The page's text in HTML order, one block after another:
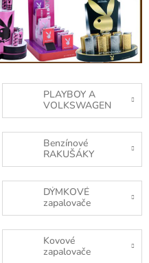
PLAYBOY A
VOLKSWAGEN
Benzínové
RAKUŠÁKY
DÝMKOVÉ
zapalovače
Kovové
zapalovače